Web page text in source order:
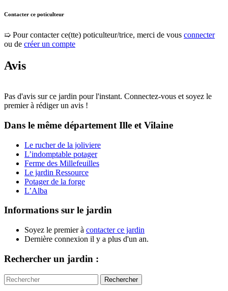
Contacter ce poticulteur
➯ Pour contacter ce(tte) poticulteur/trice, merci de vous connecter
ou de créer un compte
Avis
Pas d'avis sur ce jardin pour l'instant. Connectez-vous et soyez le
premier à rédiger un avis !
Dans le même département Ille et Vilaine
Le rucher de la joliviere
L’indomptable potager
Ferme des Millefeuilles
Le jardin Ressource
Potager de la forge
L’Alba
Informations sur le jardin
Soyez le premier à contacter ce jardin
Dernière connexion il y a plus d'un an.
Rechercher un jardin :
Rechercher